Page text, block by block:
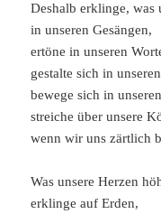
Deshalb erklinge, was
in unseren Gesängen,
ertöne in unseren
gestalte sich in
bewege sich in
streiche über unsere
wenn wir uns zärtlich
Was unsere Herzen
erklinge auf Erden,